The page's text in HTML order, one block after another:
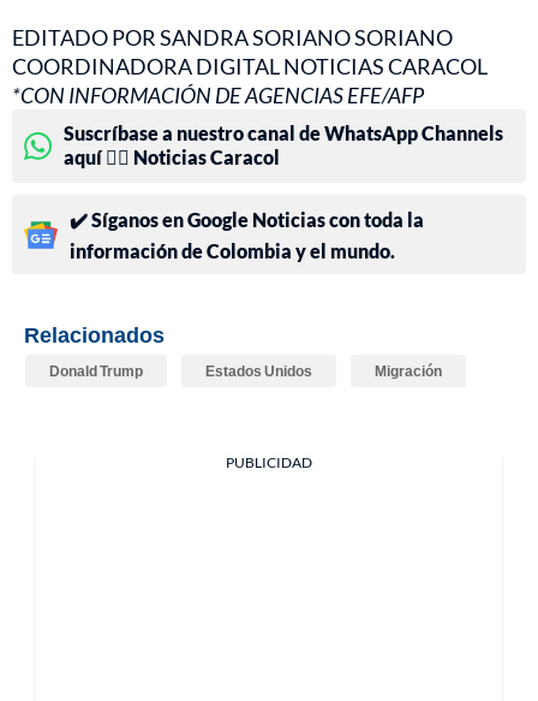
EDITADO POR SANDRA SORIANO SORIANO
COORDINADORA DIGITAL NOTICIAS CARACOL
*CON INFORMACIÓN DE AGENCIAS EFE/AFP
Suscríbase a nuestro canal de WhatsApp Channels
aquí 👉🏻 Noticias Caracol
✔️ Síganos en Google Noticias con toda la
información de Colombia y el mundo.
Relacionados
Donald Trump Estados Unidos Migración
PUBLICIDAD